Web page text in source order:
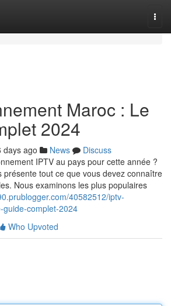
Maroc : Le
2024
days ago News
Discuss
IPTV au pays pour cette année ?
présente tout ce que vous devez connaître
Nous examinons les plus populaires
40582512/iptv-
complet-2024
Who Upvoted